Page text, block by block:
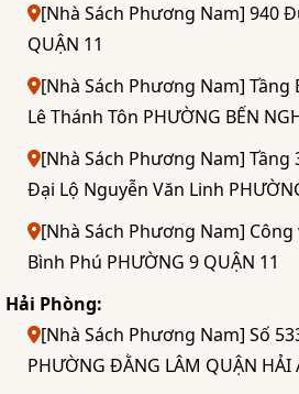
[Nhà Sách Phương Nam] 940
QUẬN 11
[Nhà Sách Phương Nam] Tầng
Lê Thánh Tôn PHƯỜNG BẾN
[Nhà Sách Phương Nam] Tầng
Đại Lộ Nguyễn Văn Linh
[Nhà Sách Phương Nam]
Bình Phú PHƯỜNG 9 QUẬN 11
Hải Phòng:
[Nhà Sách Phương Nam] Số
PHƯỜNG ĐẰNG LÂM QUẬN HẢI